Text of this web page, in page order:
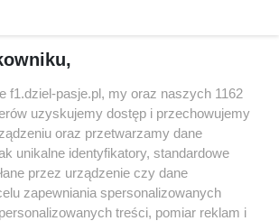
sobie skalę problemów z
w styczniu
jeszcze cztery duże
w 2026 roku
f1.dziel-pasje.pl, my oraz naszych 1162
uzyskujemy dostęp i przechowujemy
oraz przetwarzamy dane
unikalne identyfikatory, standardowe
przez urządzenie czy dane
zapewniania spersonalizowanych
treści, pomiar reklam i